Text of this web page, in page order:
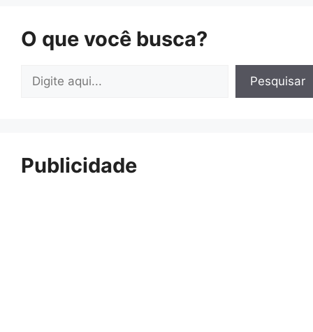
O que você busca?
Pesquisar
Pesquisar
Publicidade